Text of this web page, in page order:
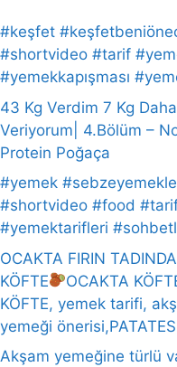
#keşfet
#shortvideo #tarif
#yemekkapışması
43 Kg Verdim 7 Kg Daha
Veriyorum| 4.Bölüm –
Protein Poğaça
#yemek
#shortvideo #food
#yemektarifleri
OCAKTA FIRIN
KÖFTE
OCAKTA
KÖFTE, yemek tarifi,
yemeği önerisi,PATATES
Akşam yemeğine türlü